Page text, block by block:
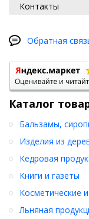
Контакты
Обратная
Каталог
Бальзамы,
Изделия из
Кедровая
Книги и газеты
Косметические
Льняная